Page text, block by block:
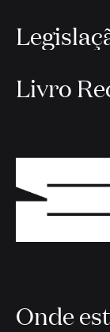
Livro
Onde